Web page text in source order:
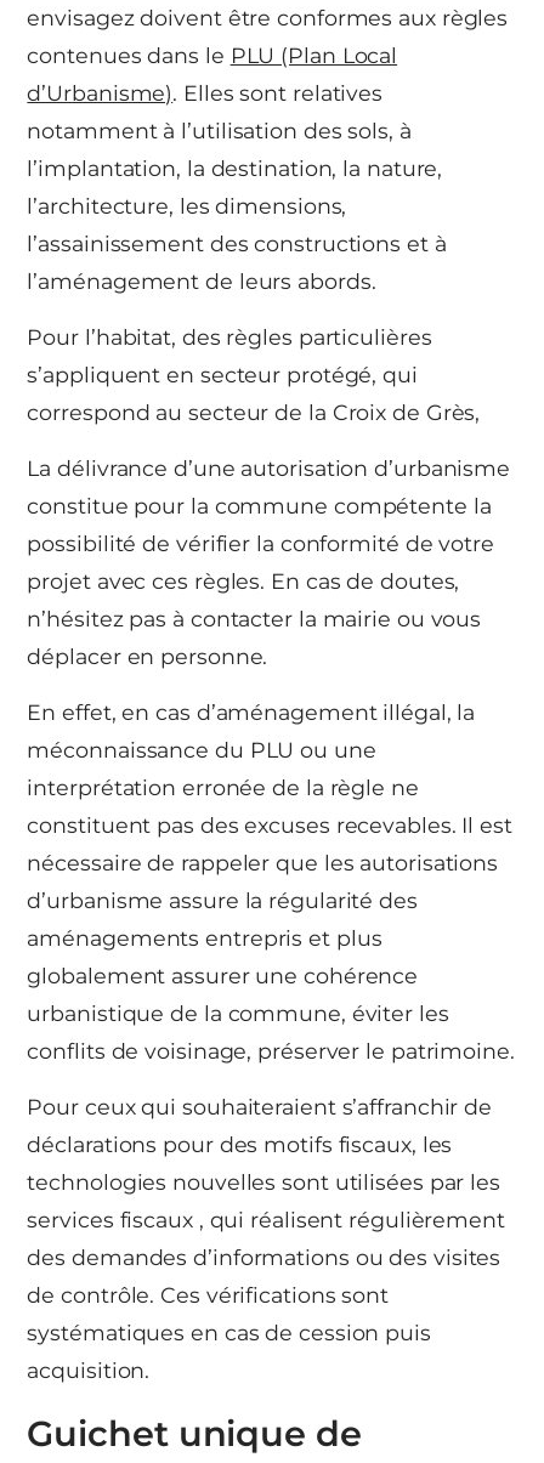
envisagez doivent être conformes aux règles
contenues dans le PLU (Plan Local
d’Urbanisme). Elles sont relatives
notamment à l’utilisation des sols, à
l’implantation, la destination, la nature,
l’architecture, les dimensions,
l’assainissement des constructions et à
l’aménagement de leurs abords.
Pour l’habitat, des règles particulières
s’appliquent en secteur protégé, qui
correspond au secteur de la Croix de Grès,
La délivrance d’une autorisation d’urbanisme
constitue pour la commune compétente la
possibilité de vérifier la conformité de votre
projet avec ces règles. En cas de doutes,
n’hésitez pas à contacter la mairie ou vous
déplacer en personne.
En effet, en cas d’aménagement illégal, la
méconnaissance du PLU ou une
interprétation erronée de la règle ne
constituent pas des excuses recevables. Il est
nécessaire de rappeler que les autorisations
d’urbanisme assure la régularité des
aménagements entrepris et plus
globalement assurer une cohérence
urbanistique de la commune, éviter les
conflits de voisinage, préserver le patrimoine.
Pour ceux qui souhaiteraient s’affranchir de
déclarations pour des motifs fiscaux, les
technologies nouvelles sont utilisées par les
services fiscaux , qui réalisent régulièrement
des demandes d’informations ou des visites
de contrôle. Ces vérifications sont
systématiques en cas de cession puis
acquisition.
Guichet unique de